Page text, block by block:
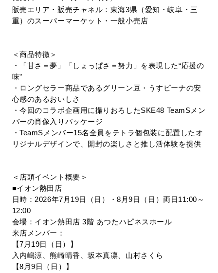
販売エリア・販売チャネル： 東海3県（愛知・岐阜・三
重）のスーパーマーケット・一般小売店
＜商品特徴＞
・「甘さ＝夢」「しょっぱさ＝努力」を表現した“応援の
味”
・ロングセラー商品であるグリーン豆・うすピーナの安
心感のあるおいしさ
・今回のコラボ企画用に撮りおろしたSKE48 TeamS メン
バーの肖像入りパッケージ
・TeamS メンバー15名全員をテトラ個包装に配置したオ
リジナルデザインで、開封の楽しさと推し活体験を提供
＜店頭イベント概要＞
■イオン熱田店
日時： 2026年7 月 19日（日）・8 月9 日（日）両日 11:00 ～
12:00
会場：イオン熱田店 3階 あつたハピネスホール
来店メンバー：
【7 月 19日（日）】
入内嶋涼、熊崎晴香、坂本真凛、山村さくら
【8 月9 日（日）】